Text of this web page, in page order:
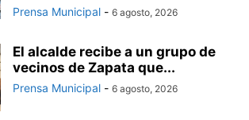
Prensa Municipal - 6 agosto, 2026
El alcalde recibe a un grupo de
vecinos de Zapata que...
Prensa Municipal - 6 agosto, 2026